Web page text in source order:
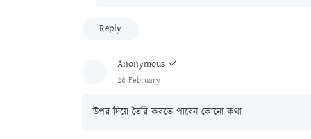
Reply
Anonymous
28 February
উপর দিয়ে তৈরি করতে পারেন কোনো কথা